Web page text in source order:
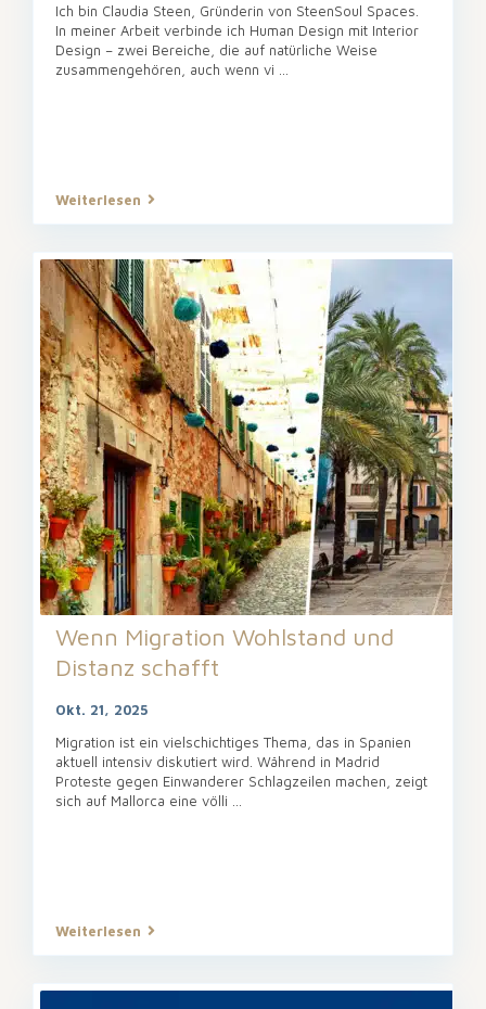
Ich bin Claudia Steen, Gründerin von SteenSoul Spaces.
In meiner Arbeit verbinde ich Human Design mit Interior
Design – zwei Bereiche, die auf natürliche Weise
zusammengehören, auch wenn vi
Weiterlesen
Wenn Migration Wohlstand und
Distanz schafft
Okt. 21, 2025
Migration ist ein vielschichtiges Thema, das in Spanien
aktuell intensiv diskutiert wird. Während in Madrid
Proteste gegen Einwanderer Schlagzeilen machen, zeigt
sich auf Mallorca eine völli
Weiterlesen